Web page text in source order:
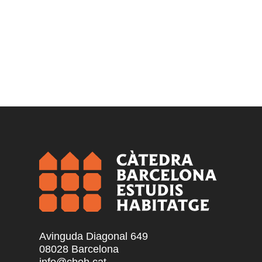
Avinguda Diagonal 649
08028 Barcelona